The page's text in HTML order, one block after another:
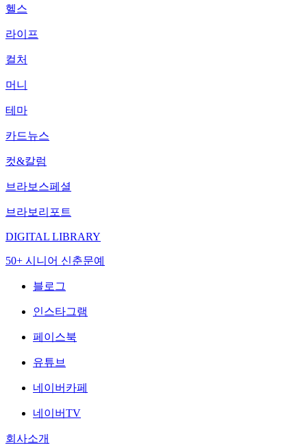
헬스
라이프
컬처
머니
테마
카드뉴스
컷&칼럼
브라보스페셜
브라보리포트
DIGITAL LIBRARY
50+ 시니어 신춘문예
블로그
인스타그램
페이스북
유튜브
네이버카페
네이버TV
회사소개